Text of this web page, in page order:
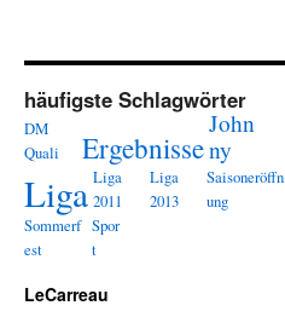
häufigste Schlagwörter
DM
Quali
Ergebnisse
John
ny
Liga Liga
2011
Liga
2013
Saisoneröffn
ung
Sommerf
est
Spor
t
LeCarreau